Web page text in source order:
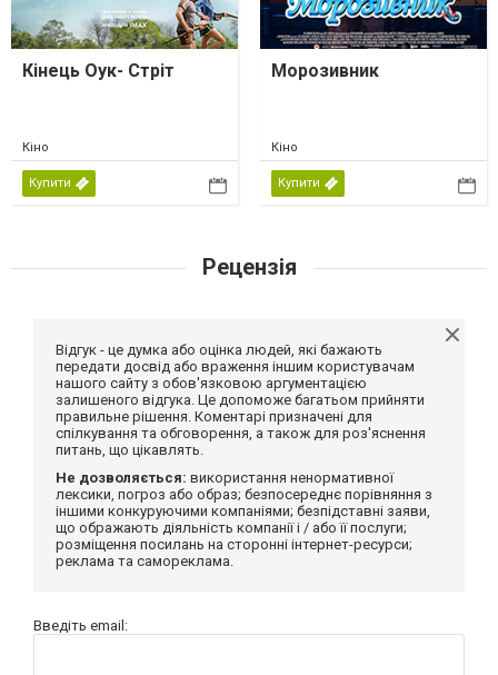
Кінець Оук- Стріт
Кіно
Купити
Морозивник
Кіно
Купити
Рецензія
Відгук - це думка або оцінка людей, які бажають
передати досвід або враження іншим користувачам
нашого сайту з обов'язковою аргументацією
залишеного відгука. Це допоможе багатьом прийняти
правильне рішення. Коментарі призначені для
спілкування та обговорення, а також для роз'яснення
питань, що цікавлять.
Не дозволяється: використання ненормативної
лексики, погроз або образ; безпосереднє порівняння з
іншими конкуруючими компаніями; безпідставні заяви,
що ображають діяльність компанії і / або її послуги;
розміщення посилань на сторонні інтернет-ресурси;
реклама та самореклама.
Введіть email: